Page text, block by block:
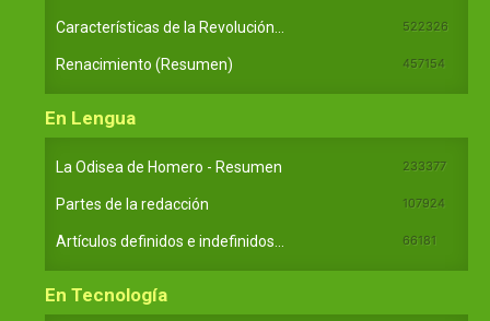
Características de la Revolución... 522326
Renacimiento (Resumen) 457154
En Lengua
La Odisea de Homero - Resumen 233377
Partes de la redacción 107924
Artículos definidos e indefinidos... 66181
En Tecnología